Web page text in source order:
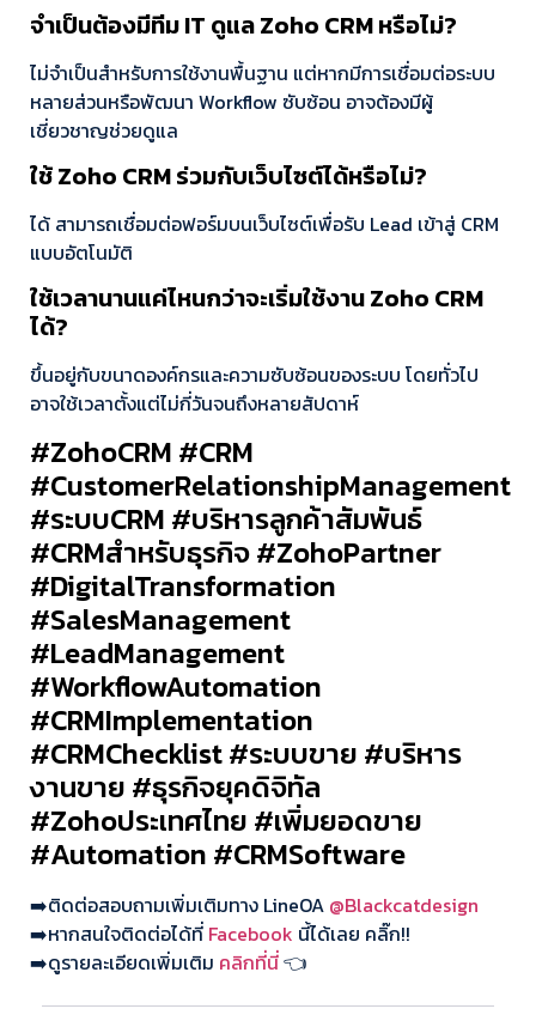
จำเป็นต้องมีทีม IT ดูแล Zoho CRM หรือไม่?
ไม่จำเป็นสำหรับการใช้งานพื้นฐาน แต่หากมีการเชื่อมต่อระบบ
หลายส่วนหรือพัฒนา Workflow ซับซ้อน อาจต้องมีผู้
เชี่ยวชาญช่วยดูแล
ใช้ Zoho CRM ร่วมกับเว็บไซต์ได้หรือไม่?
ได้ สามารถเชื่อมต่อฟอร์มบนเว็บไซต์เพื่อรับ Lead เข้าสู่ CRM
แบบอัตโนมัติ
ใช้เวลานานแค่ไหนกว่าจะเริ่มใช้งาน Zoho CRM
ได้?
ขึ้นอยู่กับขนาดองค์กรและความซับซ้อนของระบบ โดยทั่วไป
อาจใช้เวลาตั้งแต่ไม่กี่วันจนถึงหลายสัปดาห์
#ZohoCRM #CRM
#CustomerRelationshipManagement
#ระบบCRM #บริหารลูกค้าสัมพันธ์
#CRMสำหรับธุรกิจ #ZohoPartner
#DigitalTransformation
#SalesManagement
#LeadManagement
#WorkflowAutomation
#CRMImplementation
#CRMChecklist #ระบบขาย #บริหาร
งานขาย #ธุรกิจยุคดิจิทัล
#Zohoประเทศไทย #เพิ่มยอดขาย
#Automation #CRMSoftware
➡️ติดต่อสอบถามเพิ่มเติมทาง LineOA @Blackcatdesign
➡️หากสนใจติดต่อได้ที่ Facebook นี้ได้เลย คลิ๊ก!!
➡️ดูรายละเอียดเพิ่มเติม คลิกที่นี่👈